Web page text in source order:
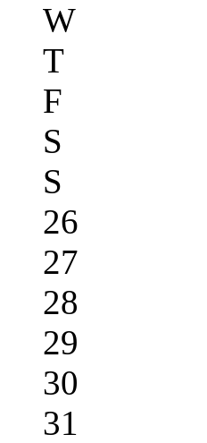
W
T
F
S
S
26
27
28
29
30
31